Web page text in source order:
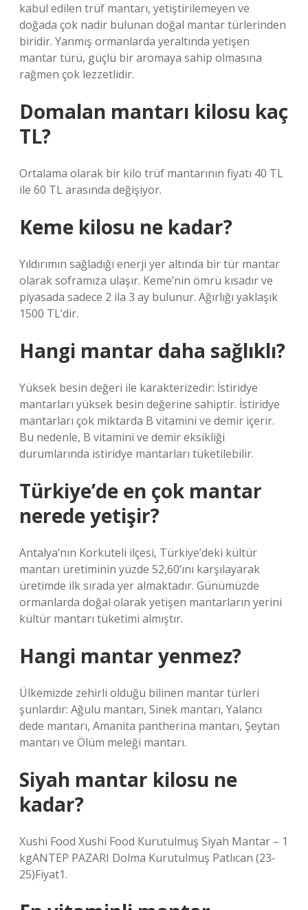
kabul edilen trüf mantarı, yetiştirilemeyen ve
doğada çok nadir bulunan doğal mantar türlerinden
biridir. Yanmış ormanlarda yeraltında yetişen
mantar türü, güçlü bir aromaya sahip olmasına
rağmen çok lezzetlidir.
Domalan mantarı kilosu kaç
TL?
Ortalama olarak bir kilo trüf mantarının fiyatı 40 TL
ile 60 TL arasında değişiyor.
Keme kilosu ne kadar?
Yıldırımın sağladığı enerji yer altında bir tür mantar
olarak soframıza ulaşır. Keme’nin ömrü kısadır ve
piyasada sadece 2 ila 3 ay bulunur. Ağırlığı yaklaşık
1500 TL’dir.
Hangi mantar daha sağlıklı?
Yüksek besin değeri ile karakterizedir: İstiridye
mantarları yüksek besin değerine sahiptir. İstiridye
mantarları çok miktarda B vitamini ve demir içerir.
Bu nedenle, B vitamini ve demir eksikliği
durumlarında istiridye mantarları tüketilebilir.
Türkiye’de en çok mantar
nerede yetişir?
Antalya’nın Korkuteli ilçesi, Türkiye’deki kültür
mantarı üretiminin yüzde 52,60’ını karşılayarak
üretimde ilk sırada yer almaktadır. Günümüzde
ormanlarda doğal olarak yetişen mantarların yerini
kültür mantarı tüketimi almıştır.
Hangi mantar yenmez?
Ülkemizde zehirli olduğu bilinen mantar türleri
şunlardır: Ağulu mantarı, Sinek mantarı, Yalancı
dede mantarı, Amanita pantherina mantarı, Şeytan
mantarı ve Ölüm meleği mantarı.
Siyah mantar kilosu ne
kadar?
Xushi Food Xushi Food Kurutulmuş Siyah Mantar – 1
kgANTEP PAZARI Dolma Kurutulmuş Patlıcan (23-
25)Fiyat1.